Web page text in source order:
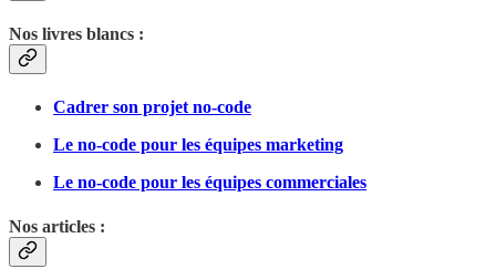
Nos livres blancs :
Cadrer son projet no-code
Le no-code pour les équipes marketing
Le no-code pour les équipes commerciales
Nos articles :